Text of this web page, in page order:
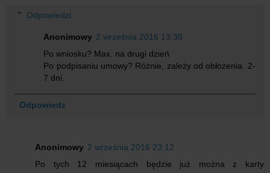
Odpowiedzi
Anonimowy 2 września 2016 13:38
Po wniosku? Max. na drugi dzień
Po podpisaniu umowy? Różnie, zależy od obłożenia. 2-
7 dni.
Odpowiedz
Anonimowy 2 września 2016 23:12
Po tych 12 miesiącach będzie już można z karty